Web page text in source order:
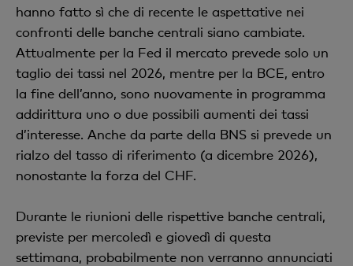
hanno fatto sì che di recente le aspettative nei
confronti delle banche centrali siano cambiate.
Attualmente per la Fed il mercato prevede solo un
taglio dei tassi nel 2026, mentre per la BCE, entro
la fine dell’anno, sono nuovamente in programma
addirittura uno o due possibili aumenti dei tassi
d’interesse. Anche da parte della BNS si prevede un
rialzo del tasso di riferimento (a dicembre 2026),
nonostante la forza del CHF.
Durante le riunioni delle rispettive banche centrali,
previste per mercoledì e giovedì di questa
settimana, probabilmente non verranno annunciati